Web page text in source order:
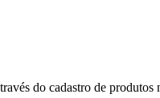
do cadastro de